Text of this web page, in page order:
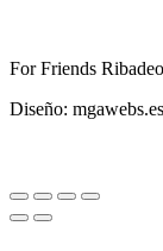
For Friends
Diseño: mgawebs.es